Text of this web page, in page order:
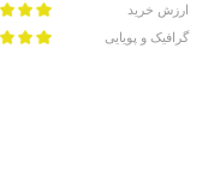
ارزش خرید
گرافیک و پویایی